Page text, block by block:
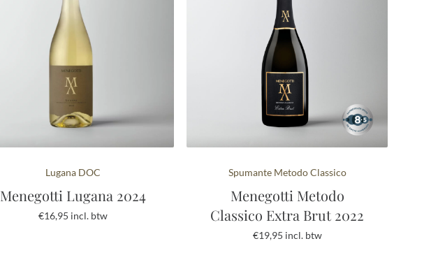
Lugana DOC
Menegotti Lugana 2024
€16,95 incl. btw
Spumante Metodo Classico
Menegotti Metodo
Classico Extra Brut 2022
€19,95 incl. btw